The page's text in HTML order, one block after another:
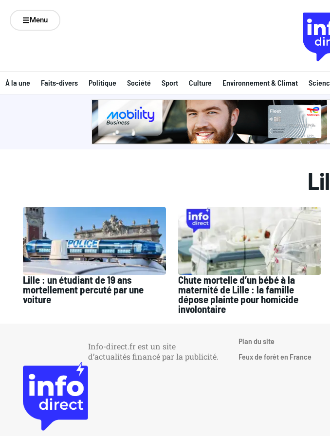
Menu
À la une Faits-divers Politique Société Sport Culture Environnement & Climat
Lille : un étudiant de 19 ans
mortellement percuté par une
voiture
Chute mortelle d’un bébé à la
maternité de Lille : la famille
dépose plainte pour homicide
involontaire
Info-direct.fr est un site
d’actualités financé par la publicité.
Plan du site
Feux de forêt en France